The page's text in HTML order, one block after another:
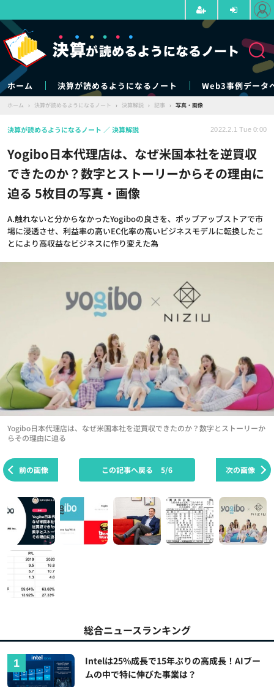
ホーム 決算が読めるようになるノート Web3事例データ
ホーム › 決算が読めるようになるノート › 決算解説 › 記事 › 写真・画像
Yogibo日本代理店は、なぜ米国本社を逆買収
できたのか？数字とストーリーからその理由に
迫る 5枚目の写真・画像
A.触れないと分からなかったYogiboの良さを、ポップアップストアで市
場に浸透させ、利益率の高いEC化率の高いビジネスモデルに転換したこ
とにより高収益なビジネスに作り変えた為
決算が読めるようになるノート 決算解説 2022.2.1 Tue 0:00
Yogibo日本代理店は、なぜ米国本社を逆買収できたのか？数字とストーリーか
らその理由に迫る
前の画像 次の画像
この記事へ戻る 5/6
総合ニュースランキング
Intelは25%成長で15年ぶりの高成長！AIブー
ムの中で特に伸びた事業は？